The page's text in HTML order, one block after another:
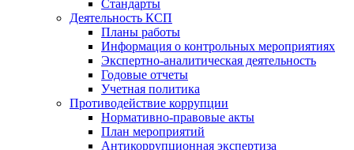
Стандарты
Деятельность КСП
Планы работы
Информация о контрольных мероприятиях
Экспертно-аналитическая деятельность
Годовые отчеты
Учетная политика
Противодействие коррупции
Нормативно-правовые акты
План мероприятий
Антикоррупционная экспертиза